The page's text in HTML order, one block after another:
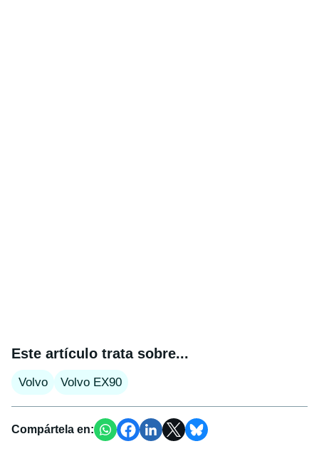
Este artículo trata sobre...
Volvo Volvo EX90
Compártela en: